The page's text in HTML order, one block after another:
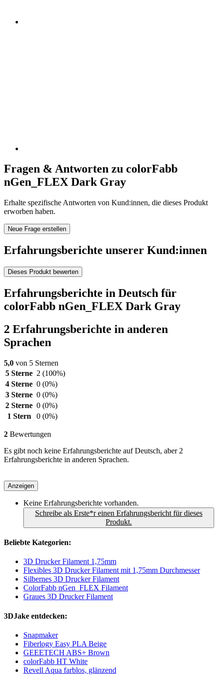
Fragen & Antworten zu colorFabb
nGen_FLEX Dark Gray
Erhalte spezifische Antworten von Kund:innen, die dieses Produkt
erworben haben.
Neue Frage erstellen
Erfahrungsberichte unserer Kund:innen
Dieses Produkt bewerten
Erfahrungsberichte in Deutsch für
colorFabb nGen_FLEX Dark Gray
2 Erfahrungsberichte in anderen
Sprachen
5,0 von 5 Sternen
5 Sterne 2 (100%)
4 Sterne 0 (0%)
3 Sterne 0 (0%)
2 Sterne 0 (0%)
1 Stern
0 (0%)
2 Bewertungen
Es gibt noch keine Erfahrungsberichte auf Deutsch, aber 2
Erfahrungsberichte in anderen Sprachen.
Anzeigen
Keine Erfahrungsberichte vorhanden.
Schreibe als Erste*r einen Erfahrungsbericht für dieses
Produkt.
Beliebte Kategorien:
3D Drucker Filament 1,75mm
Flexibles 3D Drucker Filament mit 1,75mm Durchmesser
Silbernes 3D Drucker Filament
ColorFabb nGen_FLEX Filament
Graues 3D Drucker Filament
3DJake entdecken:
Snapmaker
Fiberlogy Easy PLA Beige
GEEETECH ABS+ Brown
colorFabb HT White
Revell Aqua farblos, glänzend